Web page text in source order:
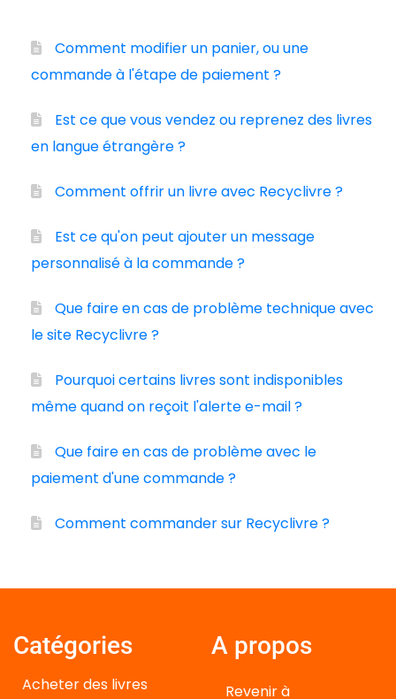
Comment modifier un panier, ou une
commande à l'étape de paiement ?
Est ce que vous vendez ou reprenez des livres
en langue étrangère ?
Comment offrir un livre avec Recyclivre ?
Est ce qu'on peut ajouter un message
personnalisé à la commande ?
Que faire en cas de problème technique avec
le site Recyclivre ?
Pourquoi certains livres sont indisponibles
même quand on reçoit l'alerte e-mail ?
Que faire en cas de problème avec le
paiement d'une commande ?
Comment commander sur Recyclivre ?
Catégories
Acheter des livres
A propos
Revenir à